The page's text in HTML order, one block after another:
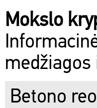
Mokslo
Betono